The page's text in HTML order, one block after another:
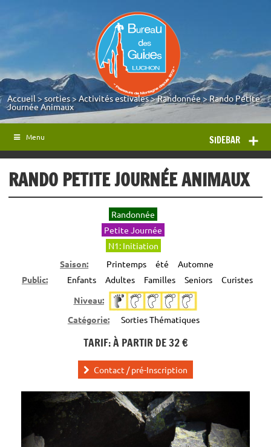
Accueil>sorties>Activités estivales>Randonnée>Rando Petite
Journée Animaux
SIDEBAR
Menu
RANDO PETITE JOURNÉE ANIMAUX
Randonnée
Petite Journée
N1: Initiation
Saison:
Printemps été
Automne
Public:
Enfants Adultes Familles Seniors
Curistes
Niveau:
Catégorie:
Sorties Thématiques
TARIF: À PARTIR DE 32 €
Contact / pré-Inscription